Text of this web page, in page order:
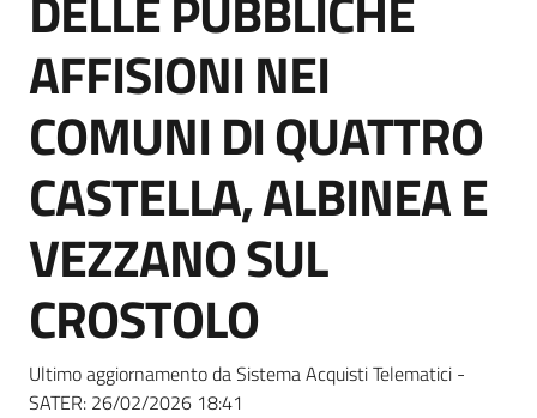
AFFISIONI NEI
COMUNI DI QUATTRO
CASTELLA, ALBINEA E
VEZZANO SUL
CROSTOLO
Ultimo aggiornamento da Sistema Acquisti Telematici -
SATER: 26/02/2026 18:41